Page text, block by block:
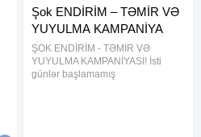
Şok ENDİRİM – TƏMİR VƏ
YUYULMA KAMPANİYA
ŞOK ENDİRİM - TƏMİR VƏ
YUYULMA KAMPANİYASI! İsti
günlər başlamamış